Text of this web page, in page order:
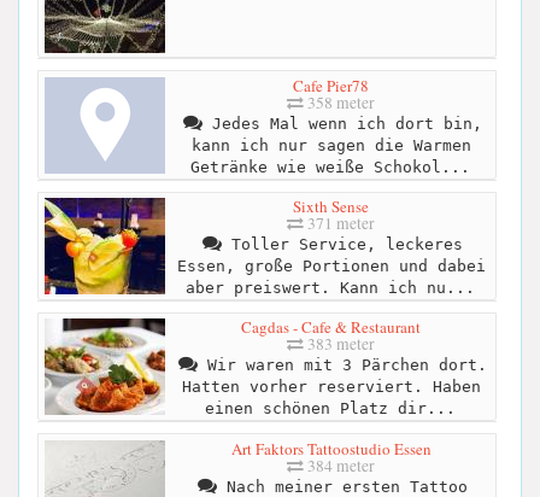
Cafe Pier78
358 meter
Jedes Mal wenn ich dort bin,
kann ich nur sagen die Warmen
Getränke wie weiße Schokol...
Sixth Sense
371 meter
Toller Service, leckeres
Essen, große Portionen und dabei
aber preiswert. Kann ich nu...
Cagdas - Cafe & Restaurant
383 meter
Wir waren mit 3 Pärchen dort.
Hatten vorher reserviert. Haben
einen schönen Platz dir...
Art Faktors Tattoostudio Essen
384 meter
Nach meiner ersten Tattoo